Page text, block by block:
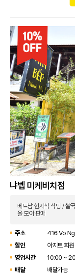
냐벱 미케비치점
베트남 현지식 식당 / 쌀
을 모아 판매
주소
416 Võ
할인
아지트 회
영업시간
10:00 ~
배달
배달가능